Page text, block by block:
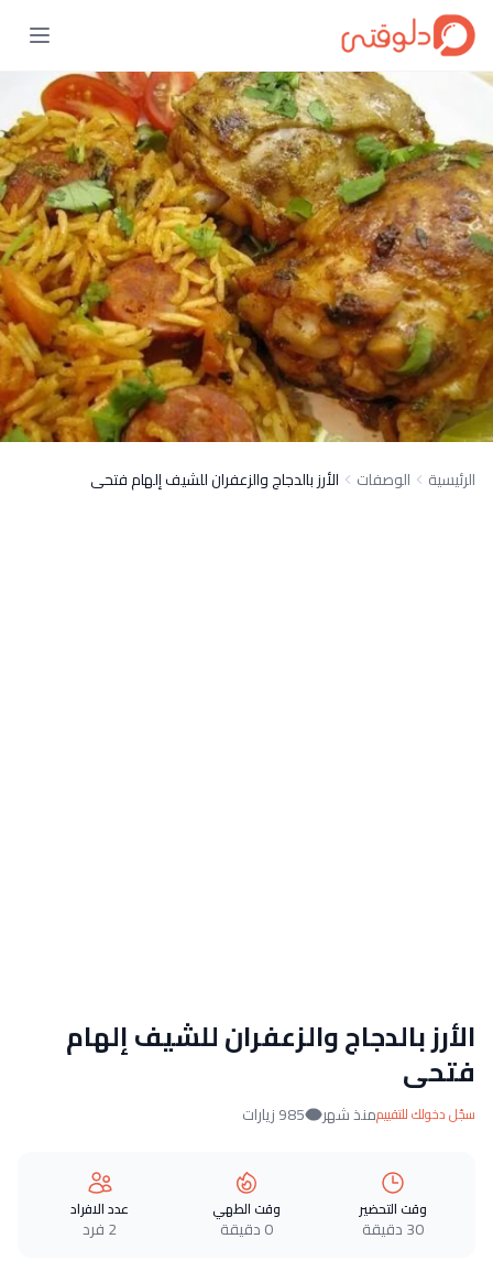
الرئيسية الوصفات الأرز بالدجاج والزعفران للشيف إلهام فتحى
الأرز بالدجاج والزعفران للشيف إلهام
فتحى
سجّل دخولك للتقييممنذ شهر 985 زيارات
وقت التحضير
30 دقيقة
وقت الطهي
0 دقيقة
عدد الافراد
2 فرد